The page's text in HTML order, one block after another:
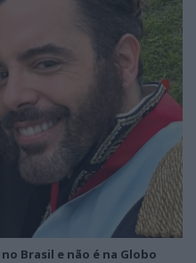
Brasil e não é na Globo